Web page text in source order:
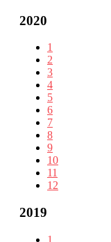
2020
1
2
3
4
5
6
7
8
9
10
11
12
2019
1